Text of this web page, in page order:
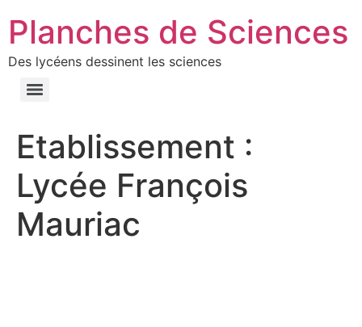
Planches de Sciences
Des lycéens dessinent les sciences
Etablissement :
Lycée François
Mauriac